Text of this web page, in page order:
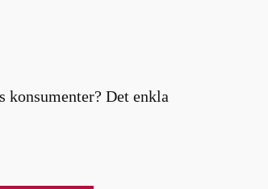
konsumenter? Det enkla